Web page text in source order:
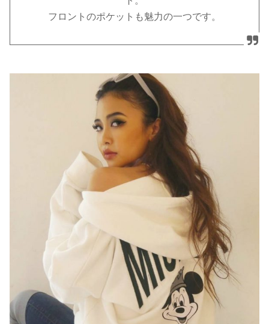
フロントのポケットも魅力の一つです。